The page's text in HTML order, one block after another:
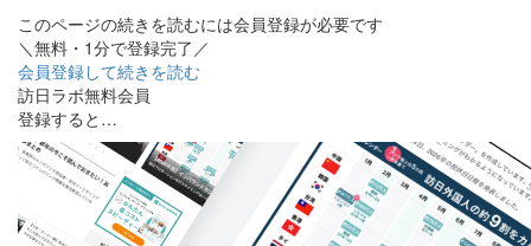
このページの続きを読むには会員登録が必要です
＼無料・1分で登録完了／
会員登録して続きを読む
訪日ラボ無料会員
登録すると…